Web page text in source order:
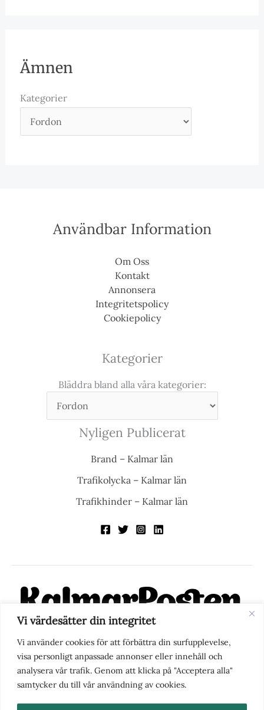
Vi värdesätter din integritet
Vi använder cookies för att förbättra din surfupplevelse,
visa personligt anpassade annonser eller innehåll och
analysera vår trafik. Genom att klicka på "Acceptera alla"
samtycker du till vår användning av cookies.
Ämnen
Kategorier
Användbar Information
Om Oss
Kontakt
Annonsera
Integritetspolicy
Cookiepolicy
Kategorier
Bläddra bland alla våra kategorier:
Nyligen Publicerat
Brand – Kalmar län
Trafikolycka – Kalmar län
Trafikhinder – Kalmar län
KalmarPosten är en modern lokalnyhetstidning på nätet. Med
fokus på Kalmarregionen, men också med blick för det större
perspektivet, vill vi vara din självklara kanal för nyheter,
berättelser och engagemang. KalmarPosten grundades 1988 och
fick nya ägare 2025.